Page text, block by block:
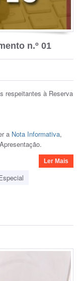
n.º 01
respeitantes à Reserva
a Nota Informativa,
Ler Mais